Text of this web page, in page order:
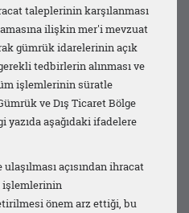
taleplerinin karşılanması
ilişkin mer'i mevzuat
gümrük idarelerinin açık
tedbirlerin alınması ve
işlemlerinin süratle
ve Dış Ticaret Bölge
aşağıdaki ifadelere
açısından ihracat
işlemlerinin
önem arz ettiği, bu